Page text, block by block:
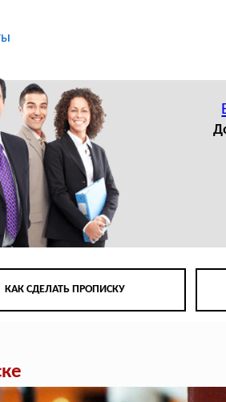
КАК СДЕЛАТЬ ПРОПИСКУ